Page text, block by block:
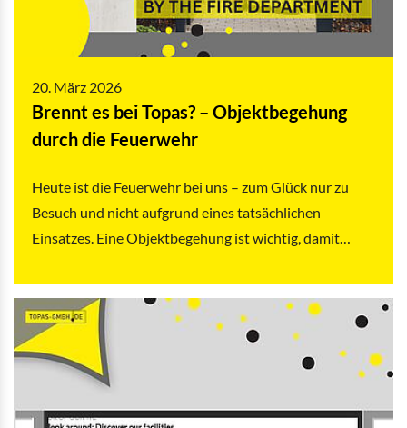
20. März 2026
Brennt es bei Topas? – Objektbegehung
durch die Feuerwehr
Heute ist die Feuerwehr bei uns – zum Glück nur zu
Besuch und nicht aufgrund eines tatsächlichen
Einsatzes. Eine Objektbegehung ist wichtig, damit…